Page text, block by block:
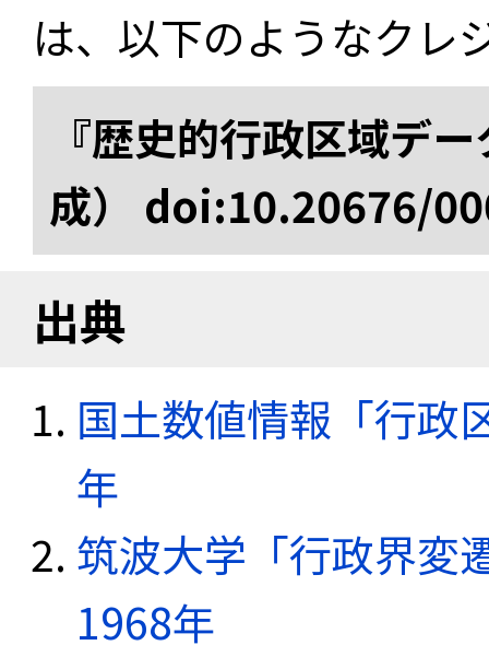
は、以下のようなクレ
『歴史的行政区域デ
成） doi:10.20676/
出典
国土数値情報「行政
年
筑波大学「行政界変
1968年